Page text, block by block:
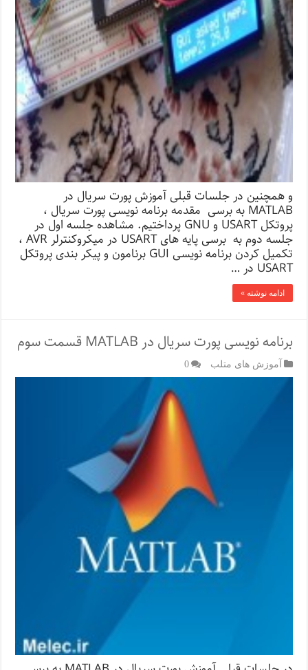
و همچنین در جلسات قبلی آموزش پورت سریال در
MATLAB به برسی مقدمه برنامه نویسی پورت سریال ،
پروتکل USART و GNU پرداختیم. مشاهده جلسه اول در
جلسه دوم به برسی پایه های USART در میکروکنترلر AVR ،
تکمیل کردن برنامه نویسی GUI برنامون و پیکر بندی پروتکل
USART در …
ادامه نوشته »
برنامه نویسی پورت سریال در MATLAB قسمت سوم
آموزش های متلب 0